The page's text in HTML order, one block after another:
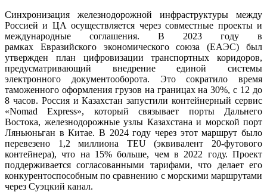
Синхронизация железнодорожной инфраструктуры между
Россией и ЦА осуществляется через совместные проекты и
международные соглашения. В 2023 году в
рамках Евразийского экономического союза (ЕАЭС) был
утвержден план цифровизации транспортных коридоров,
предусматривающий внедрение единой системы
электронного документооборота. Это сократило время
таможенного оформления грузов на границах на 30%, с 12 до
8 часов. Россия и Казахстан запустили контейнерный сервис
«Nomad Express», который связывает порты Дальнего
Востока, железнодорожные узлы Казахстана и морской порт
Ляньюньган в Китае. В 2024 году через этот маршрут было
перевезено 1,2 миллиона TEU (эквивалент 20-футового
контейнера), что на 15% больше, чем в 2022 году. Проект
поддерживается согласованными тарифами, что делает его
конкурентоспособным по сравнению с морскими маршрутами
через Суэцкий канал.